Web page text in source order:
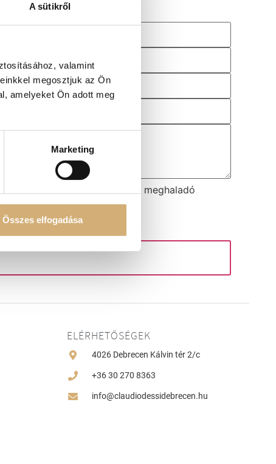
A sütikről
valamint
megosztjuk az Ön
amelyeket Ön adott meg
Marketing
Összes elfogadása
szükséges használatot meghaladó
ELÉRHETŐSÉGEK
4026 Debrecen Kálvin tér 2/c
+36 30 270 8363
info@claudiodessidebrecen.hu